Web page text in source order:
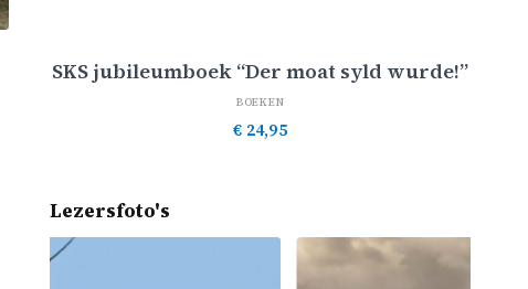
SKS jubileumboek “Der moat syld wurde!”
BOEKEN
€ 24,95
Lezersfoto's